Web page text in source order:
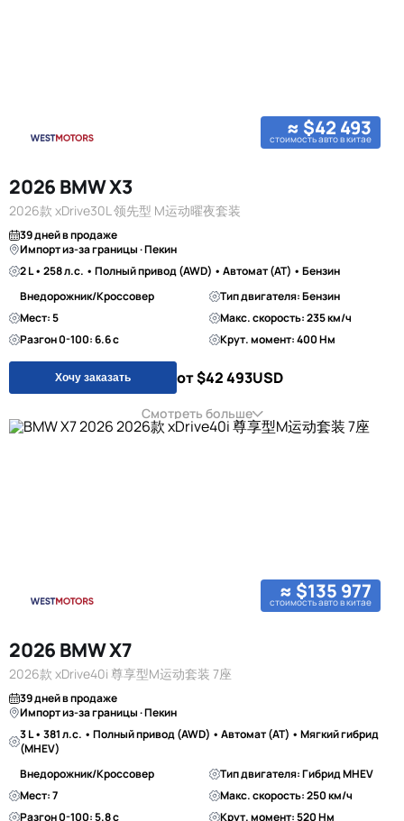
≈ $42 493
стоимость авто в китае
2026 BMW X3
2026款 xDrive30L 领先型 M运动曜夜套装
39 дней в продаже
Импорт из-за границы · Пекин
2 L • 258 л.с. • Полный привод (AWD) • Автомат (AT) • Бензин
Внедорожник/Кроссовер
Тип двигателя: Бензин
Мест: 5
Макс. скорость: 235 км/ч
Разгон 0-100: 6.6 с
Крут. момент: 400 Нм
Хочу заказать от $42 493USD
Смотреть больше
≈ $135 977
стоимость авто в китае
2026 BMW X7
2026款 xDrive40i 尊享型M运动套装 7座
39 дней в продаже
Импорт из-за границы · Пекин
3 L • 381 л.с. • Полный привод (AWD) • Автомат (AT) • Мягкий гибрид
(MHEV)
Внедорожник/Кроссовер
Тип двигателя: Гибрид MHEV
Мест: 7
Макс. скорость: 250 км/ч
Разгон 0-100: 5.8 с
Крут. момент: 520 Нм